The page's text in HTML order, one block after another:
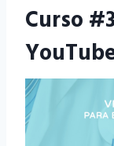
Curso